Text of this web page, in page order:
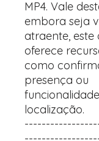
MP4. Vale
embora seja
atraente, este
oferece
como
presença ou
localização.